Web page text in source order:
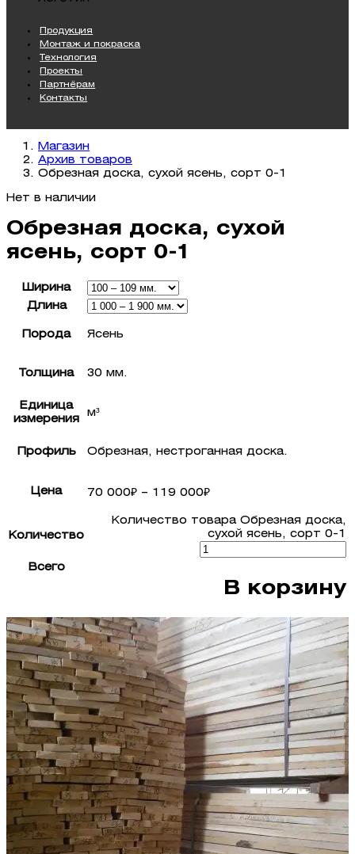
Продукция
Монтаж и покраска
Технология
Проекты
Партнёрам
Контакты
Магазин
Архив товаров
Обрезная доска, сухой ясень, сорт 0-1
Нет в наличии
Обрезная доска, сухой
ясень, сорт 0-1
Ширина
Длина
Порода Ясень
Толщина 30 мм.
Единица
измерения
м³
Профиль Обрезная, нестроганная доска.
Цена 70 000₽ – 119 000₽
Количество
Количество товара Обрезная доска,
сухой ясень, сорт 0-1
Всего
В корзину